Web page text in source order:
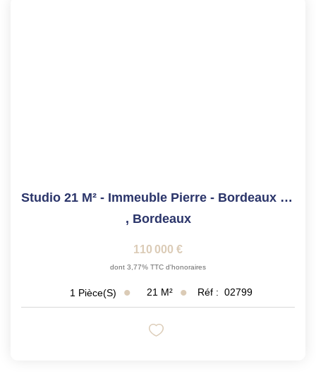
Studio 21 M² - Immeuble Pierre - Bordeaux Victoire
, Bordeaux
110 000 €
dont 3,77% TTC d'honoraires
1 Pièce(s) 21 M² Réf : 02799